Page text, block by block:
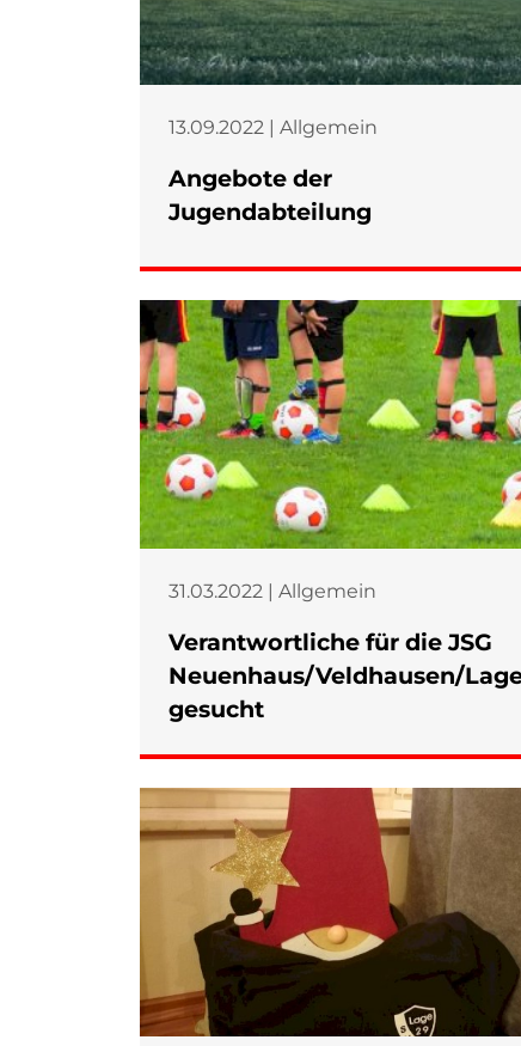
13.09.2022 | Allgemein
Angebote der
Jugendabteilung
31.03.2022 | Allgemein
Verantwortliche für die JSG
Neuenhaus/Veldhausen/
gesucht